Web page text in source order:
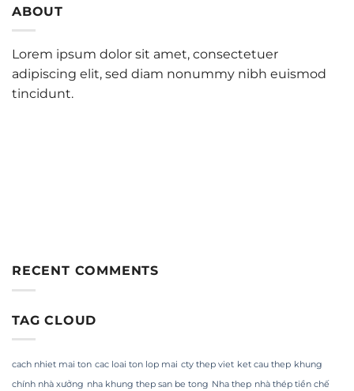
ABOUT
Lorem ipsum dolor sit amet, consectetuer
adipiscing elit, sed diam nonummy nibh euismod
tincidunt.
RECENT COMMENTS
TAG CLOUD
cach nhiet mai ton cac loai ton lop mai cty thep viet ket cau thep khung
chính nhà xưởng nha khung thep san be tong Nha thep nhà thép tiền chế